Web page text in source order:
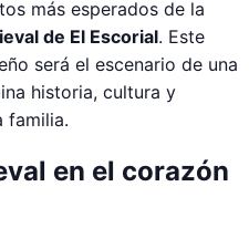
más esperados de la
de El Escorial. Este
será el escenario de una
historia, cultura y
familia.
en el corazón